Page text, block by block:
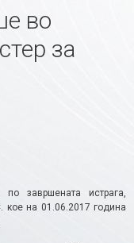
во
за
по завршената истрага,
кое на 01.06.2017 година